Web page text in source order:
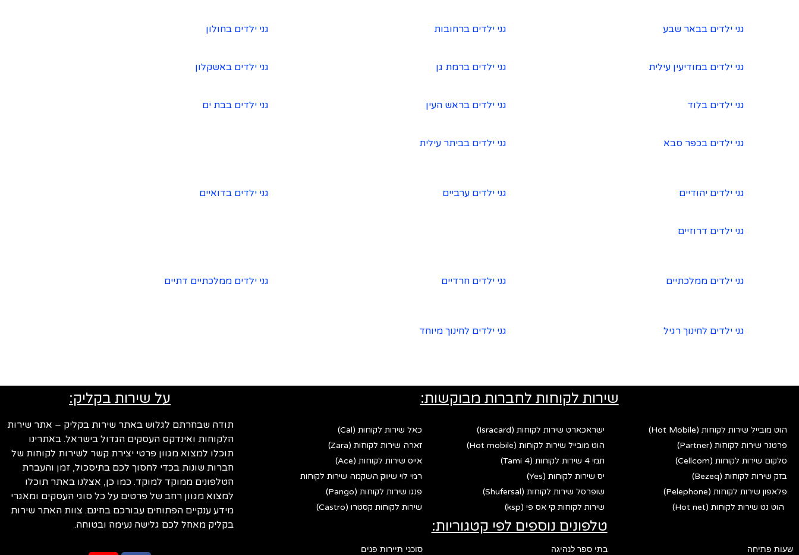
גני ילדים בבאר שבע גני ילדים ברחובות גני ילדים בחולון
גני ילדים במודיעין עילית גני ילדים ברמת גן גני ילדים באשקלון
גני ילדים בלוד גני ילדים בראש העין גני ילדים בבת ים
גני ילדים בכפר סבא גני ילדים בביתר עילית
גני ילדים יהודיים גני ילדים ערביים גני ילדים בדואיים
גני ילדים דרוזיים
גני ילדים ממלכתיים גני ילדים חרדיים גני ילדים ממלכתיים דתיים
גני ילדים לחינוך רגיל גני ילדים לחינוך מיוחד
שירות לקוחות לחברות מבוקשות:
הוט מובייל שירות לקוחות (Hot Mobile)
פרטנר שירות לקוחות (Partner)
סלקום שירות לקוחות (Cellcom)
בזק שירות לקוחות (Bezeq)
פלאפון שירות לקוחות (Pelephone)
הוט נט שירות לקוחות (Hot net)
ישראכארט שירות לקוחות (Isracard)
הוט מובייל שירות לקוחות (Hot mobile)
תמי 4 שירות לקוחות (Tami 4)
יס שירות לקוחות (Yes)
שופרסל שירות לקוחות (Shufersal)
שירות לקוחות קי אס פי (ksp)
כאל שירות לקוחות (Cal)
זארה שירות לקוחות (Zara)
אייס שירות לקוחות (Ace)
רמי לוי שיווק השקמה שירות לקוחות
פנגו שירות לקוחות (Pango)
שירות לקוחות קסטרו (Castro)
טלפונים נוספים לפי קטגוריות:
שעות פתיחה בתי ספר לנהיגה סוכני תיירות פנים
על שירות בקליק:
תודה שבחרתם לגלוש באתר שירות בקליק – אתר שירות
הלקוחות ואינדקס העסקים הגדול בישראל. באתרינו
תוכלו למצוא מגוון פרטי יצירת קשר לשירות לקוחות של
חברות שונות בכדי לחסוך לכם בתיסכול, זמן והעברת
הטלפונים ממוקד למוקד. כמו כן, אצלנו באתר תוכלו
למצוא מגוון רחב של פרטים על כל סוגי העסקים ומאגרי
מידע ענקיים הפתוחים עבורכם בחינם. צוות האתר שירות
בקליק מאחל לכם גלישה נעימה ובטוחה.